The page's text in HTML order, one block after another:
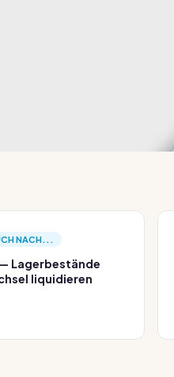
NACH...
Lagerbestände
liquidieren